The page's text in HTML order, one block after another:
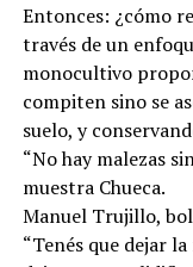
Entonces: ¿cómo
través de un
monocultivo
compiten sino se
suelo, y
“No hay malezas
muestra Chueca.
Manuel Trujillo,
“Tenés que dejar